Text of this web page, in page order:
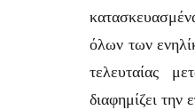
όλων των
τελευταίας
διαφημίζει την